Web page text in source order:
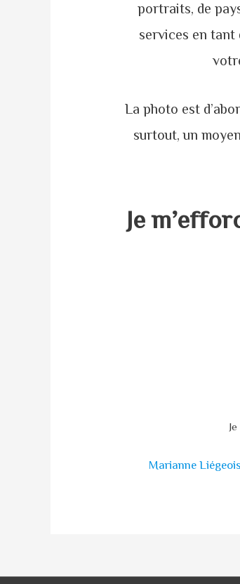
portraits, de
services en tant
La photo est
surtout, un
Je
Marianne